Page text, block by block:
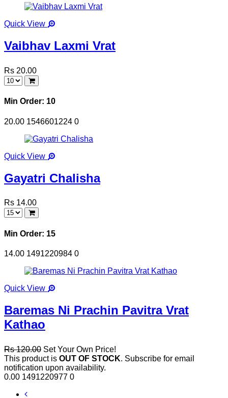
Quick View
Vaibhav Laxmi Vrat
Rs 20.00
Min Order: 10
20.00 1546601224 0
Quick View
Gayatri Chalisha
Rs 14.00
Min Order: 15
14.00 1491220984 0
Quick View
Baremas Ni Prachin Pavitra Vrat
Kathao
Rs 120.00 Set Your Own Price!
This product is OUT OF STOCK. Subscribe for email
notification upon availability.
0.00 1491220977 0